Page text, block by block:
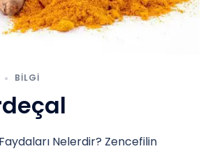
BILGI
Nelerdir? Zencefilin